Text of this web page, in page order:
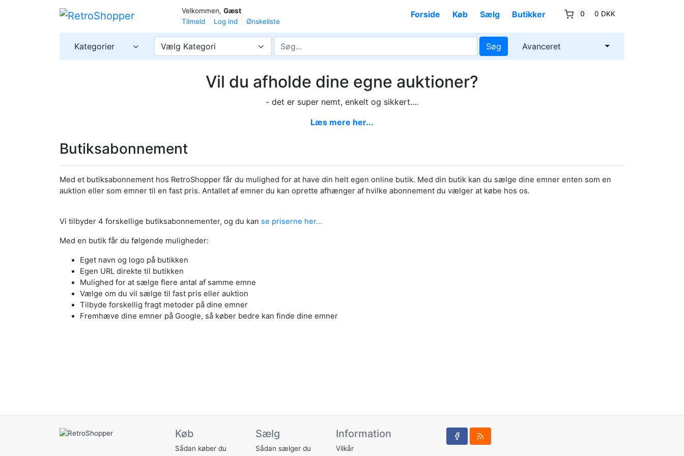
Velkommen, Gæst
Tilmeld
Log ind Ønskeliste
Forside Køb Sælg Butikker 0 0 DKK
Kategorier Vælg Kategori Søg Avanceret
Vil du afholde dine egne auktioner?
- det er super nemt, enkelt og sikkert....
Læs mere her...
Butiksabonnement
Med et butiksabonnement hos RetroShopper får du mulighed for at have din helt egen online butik. Med din butik kan du sælge dine emner enten som en
auktion eller som emner til en fast pris. Antallet af emner du kan oprette afhænger af hvilke abonnement du vælger at købe hos os.
Vi tilbyder 4 forskellige butiksabonnementer, og du kan se priserne her...
Med en butik får du følgende muligheder:
Eget navn og logo på butikken
Egen URL direkte til butikken
Mulighed for at sælge flere antal af samme emne
Vælge om du vil sælge til fast pris eller auktion
Tilbyde forskellig fragt metoder på dine emner
Fremhæve dine emner på Google, så køber bedre kan finde dine emner
Køb
Sådan køber du
Sælg
Sådan sælger du
Information
Vilkår